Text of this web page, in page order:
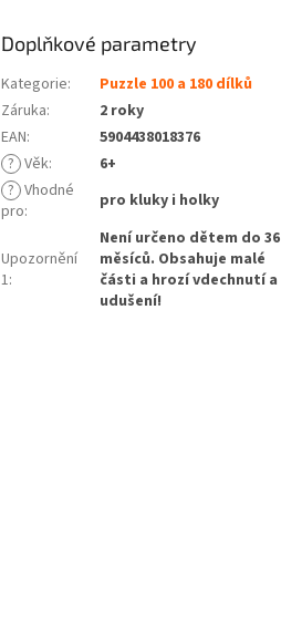
Doplňkové parametry
Kategorie:
Puzzle 100 a 180 dílků
Záruka:
2 roky
EAN:
5904438018376
? Věk:
6+
? Vhodné
pro: pro kluky i holky
Upozornění
1:
Není určeno dětem do 36
měsíců. Obsahuje malé
části a hrozí vdechnutí a
udušení!